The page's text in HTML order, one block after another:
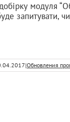
модуля
запитувати,
|Обновления